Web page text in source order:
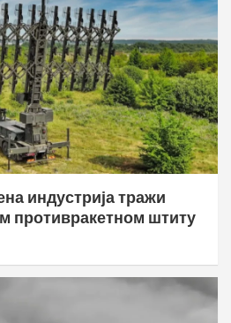
индустрија тражи
противракетном штиту